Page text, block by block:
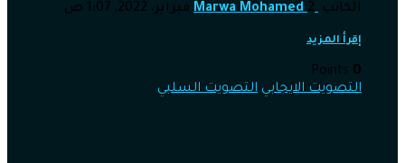
الكاتب Marwa Mohamed 2 فبراير، 2022, 1:07 ص
إقرأ المزيد
0
التصويت الايجابي التصويت السلبي